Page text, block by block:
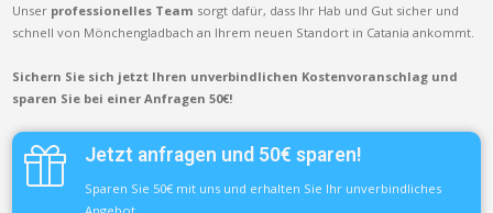
Unser professionelles Team sorgt dafür, dass Ihr Hab und Gut sicher und
schnell von Mönchengladbach an Ihrem neuen Standort in Catania ankommt.
Sichern Sie sich jetzt Ihren unverbindlichen Kostenvoranschlag und
sparen Sie bei einer Anfragen 50€!
Jetzt anfragen und 50€ sparen!
Sparen Sie 50€ mit uns und erhalten Sie Ihr unverbindliches